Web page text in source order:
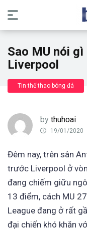
Sao MU nói
Liverpool
Tin thể thao bóng đá
by thuhoai
19/01/2020
Đêm nay, trên sân
trước Liverpool ở
đang chiếm giữu
13 điểm, cách MU
League đang ở rất
đại chiến khó khăn